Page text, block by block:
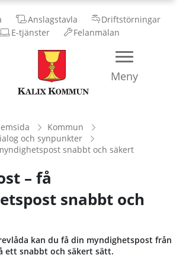
Anslagstavla
Driftstörningar
E-tjänster
Felanmälan
Kalix
Kommun
Meny
Kommun
och synpunkter
snabbt och säkert
– få
snabbt och
kan du få din myndighetspost från
ett snabbt och säkert sätt.